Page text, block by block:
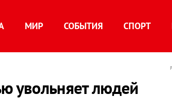
МИР СОБЫТИЯ СПОРТ
увольняет людей